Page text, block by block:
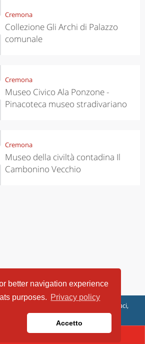
better navigation experience
purposes. Privacy policy
Accetto
Cremona
Collezione Gli Archi di Palazzo
comunale
Cremona
Museo Civico Ala Ponzone -
Pinacoteca museo stradivariano
Cremona
Museo della civiltà contadina Il
Cambonino Vecchio
Altrama Italia SRL | Piazza Caduti di Capaci,
- P.IVA 03321690780